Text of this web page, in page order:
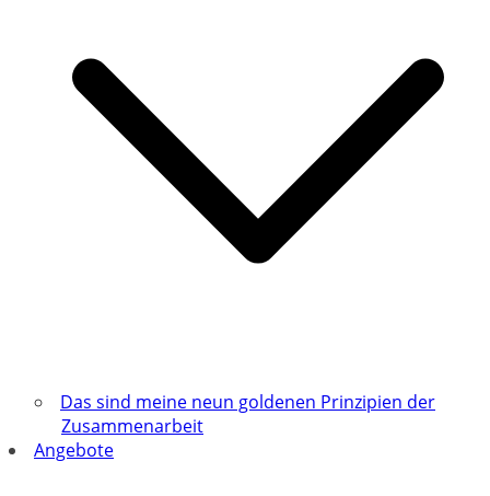
Das sind meine neun goldenen Prinzipien der
Zusammenarbeit
Angebote